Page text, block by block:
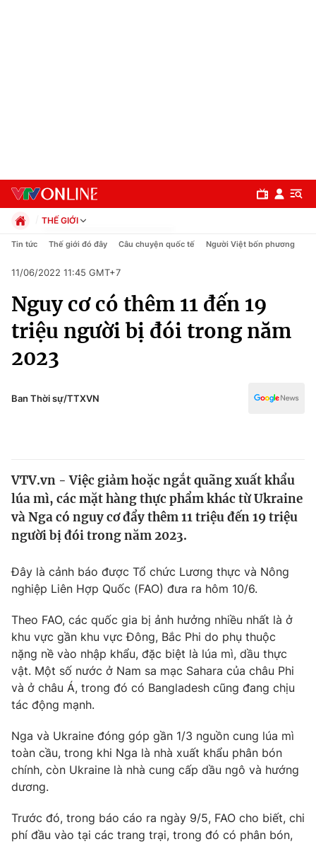
Chuyên mục
Chính trị
Xã hội
Pháp luật
Thế giới
Tin tức
Thế giới đó đây
Câu chuyện quốc tế
Kinh tế
Thị trường
Góc doanh nghiệp
Dữ liệu và đời sống
Phim VTV
Hậu trường
Nhân vật
Giải sao mai
Giải trí
Điện ảnh
Âm nhạc
Sao
Đời sống
Làm đẹp
Chất lượng cuộc sống
Giáo dục
Tuyển sinh
Học trực tuyến
Công nghệ
Sản phẩm
Giao lưu trực tuyến
THẾ GIỚI
Chính trị
Pháp luật
Kinh tế
Thể thao
Truyền hình
Văn hóa - Giải trí
Y tế
Công nghệ
Tin tức Thế giới đó đây Câu chuyện quốc tế Người Việt bốn phương
11/06/2022 11:45 GMT+7
Nguy cơ có thêm 11 đến 19
triệu người bị đói trong năm
2023
Ban Thời sự/TTXVN
VTV.vn - Việc giảm hoặc ngắt quãng xuất khẩu
lúa mì, các mặt hàng thực phẩm khác từ Ukraine
và Nga có nguy cơ đẩy thêm 11 triệu đến 19 triệu
người bị đói trong năm 2023.
Đây là cảnh báo được Tổ chức Lương thực và Nông
nghiệp Liên Hợp Quốc (FAO) đưa ra hôm 10/6.
Theo FAO, các quốc gia bị ảnh hưởng nhiều nhất là ở
khu vực gần khu vực Đông, Bắc Phi do phụ thuộc
nặng nề vào nhập khẩu, đặc biệt là lúa mì, dầu thực
vật. Một số nước ở Nam sa mạc Sahara của châu Phi
và ở châu Á, trong đó có Bangladesh cũng đang chịu
tác động mạnh.
Nga và Ukraine đóng góp gần 1/3 nguồn cung lúa mì
toàn cầu, trong khi Nga là nhà xuất khẩu phân bón
chính, còn Ukraine là nhà cung cấp dầu ngô và hướng
dương.
Trước đó, trong báo cáo ra ngày 9/5, FAO cho biết, chi
phí đầu vào tại các trang trại, trong đó có phân bón,